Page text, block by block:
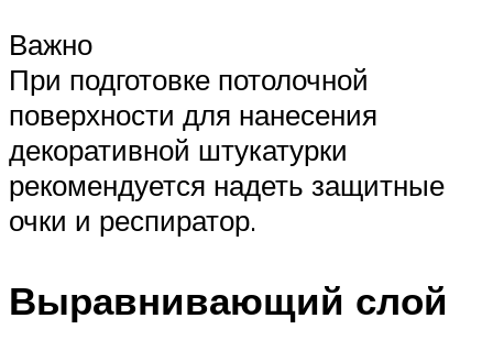
Важно
При подготовке потолочной
поверхности для нанесения
декоративной штукатурки
рекомендуется надеть защитные
очки и респиратор.
Выравнивающий слой